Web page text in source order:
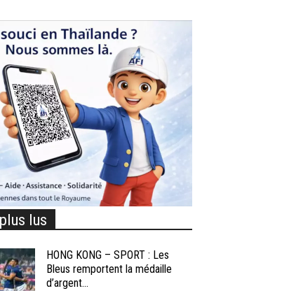
lus
HONG KONG – SPORT : Les
Bleus remportent la médaille
d’argent...